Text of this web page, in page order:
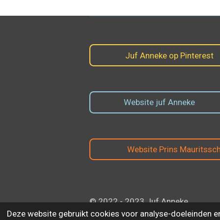
Deze website gebruikt cookies voor analyse-doeleinden
Juf Anneke op Pinterest
Website juf Anneke
Website Prins
© 2022 - 2023 Juf Anneke